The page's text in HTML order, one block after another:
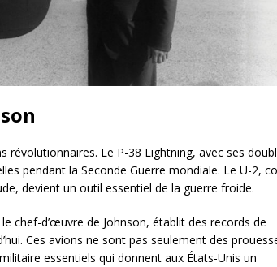
révolutionnaires. Le P-38 Lightning, avec ses
pendant la Seconde Guerre mondiale. Le U-2,
devient un outil essentiel de la guerre froide.
chef-d’œuvre de Johnson, établit des records de
Ces avions ne sont pas seulement des
essentiels qui donnent aux États-Unis un